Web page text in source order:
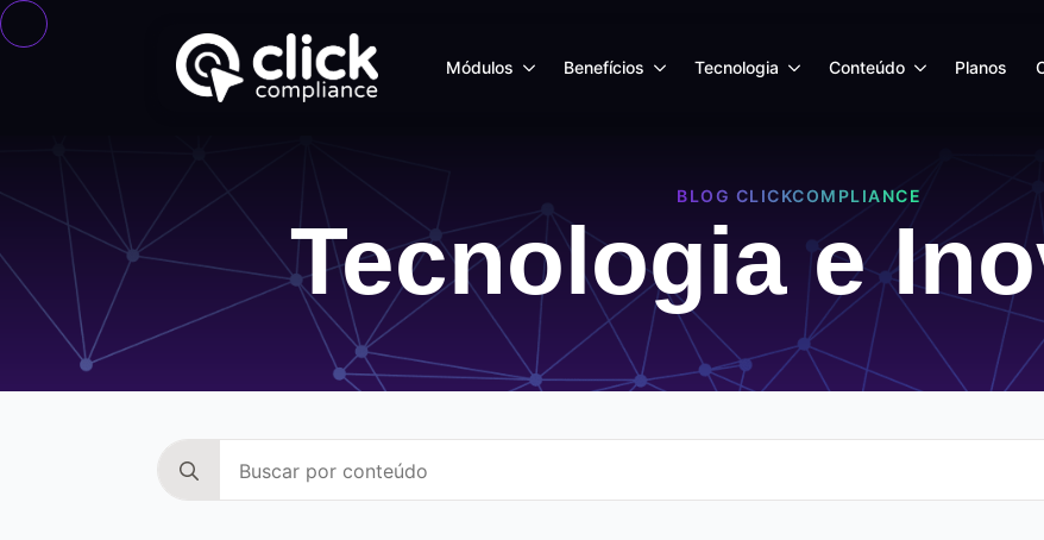
Módulos Benefícios Tecnologia Conteúdo Planos
BLOG CLICKCOMPLIANCE
Tecnologia e
for: